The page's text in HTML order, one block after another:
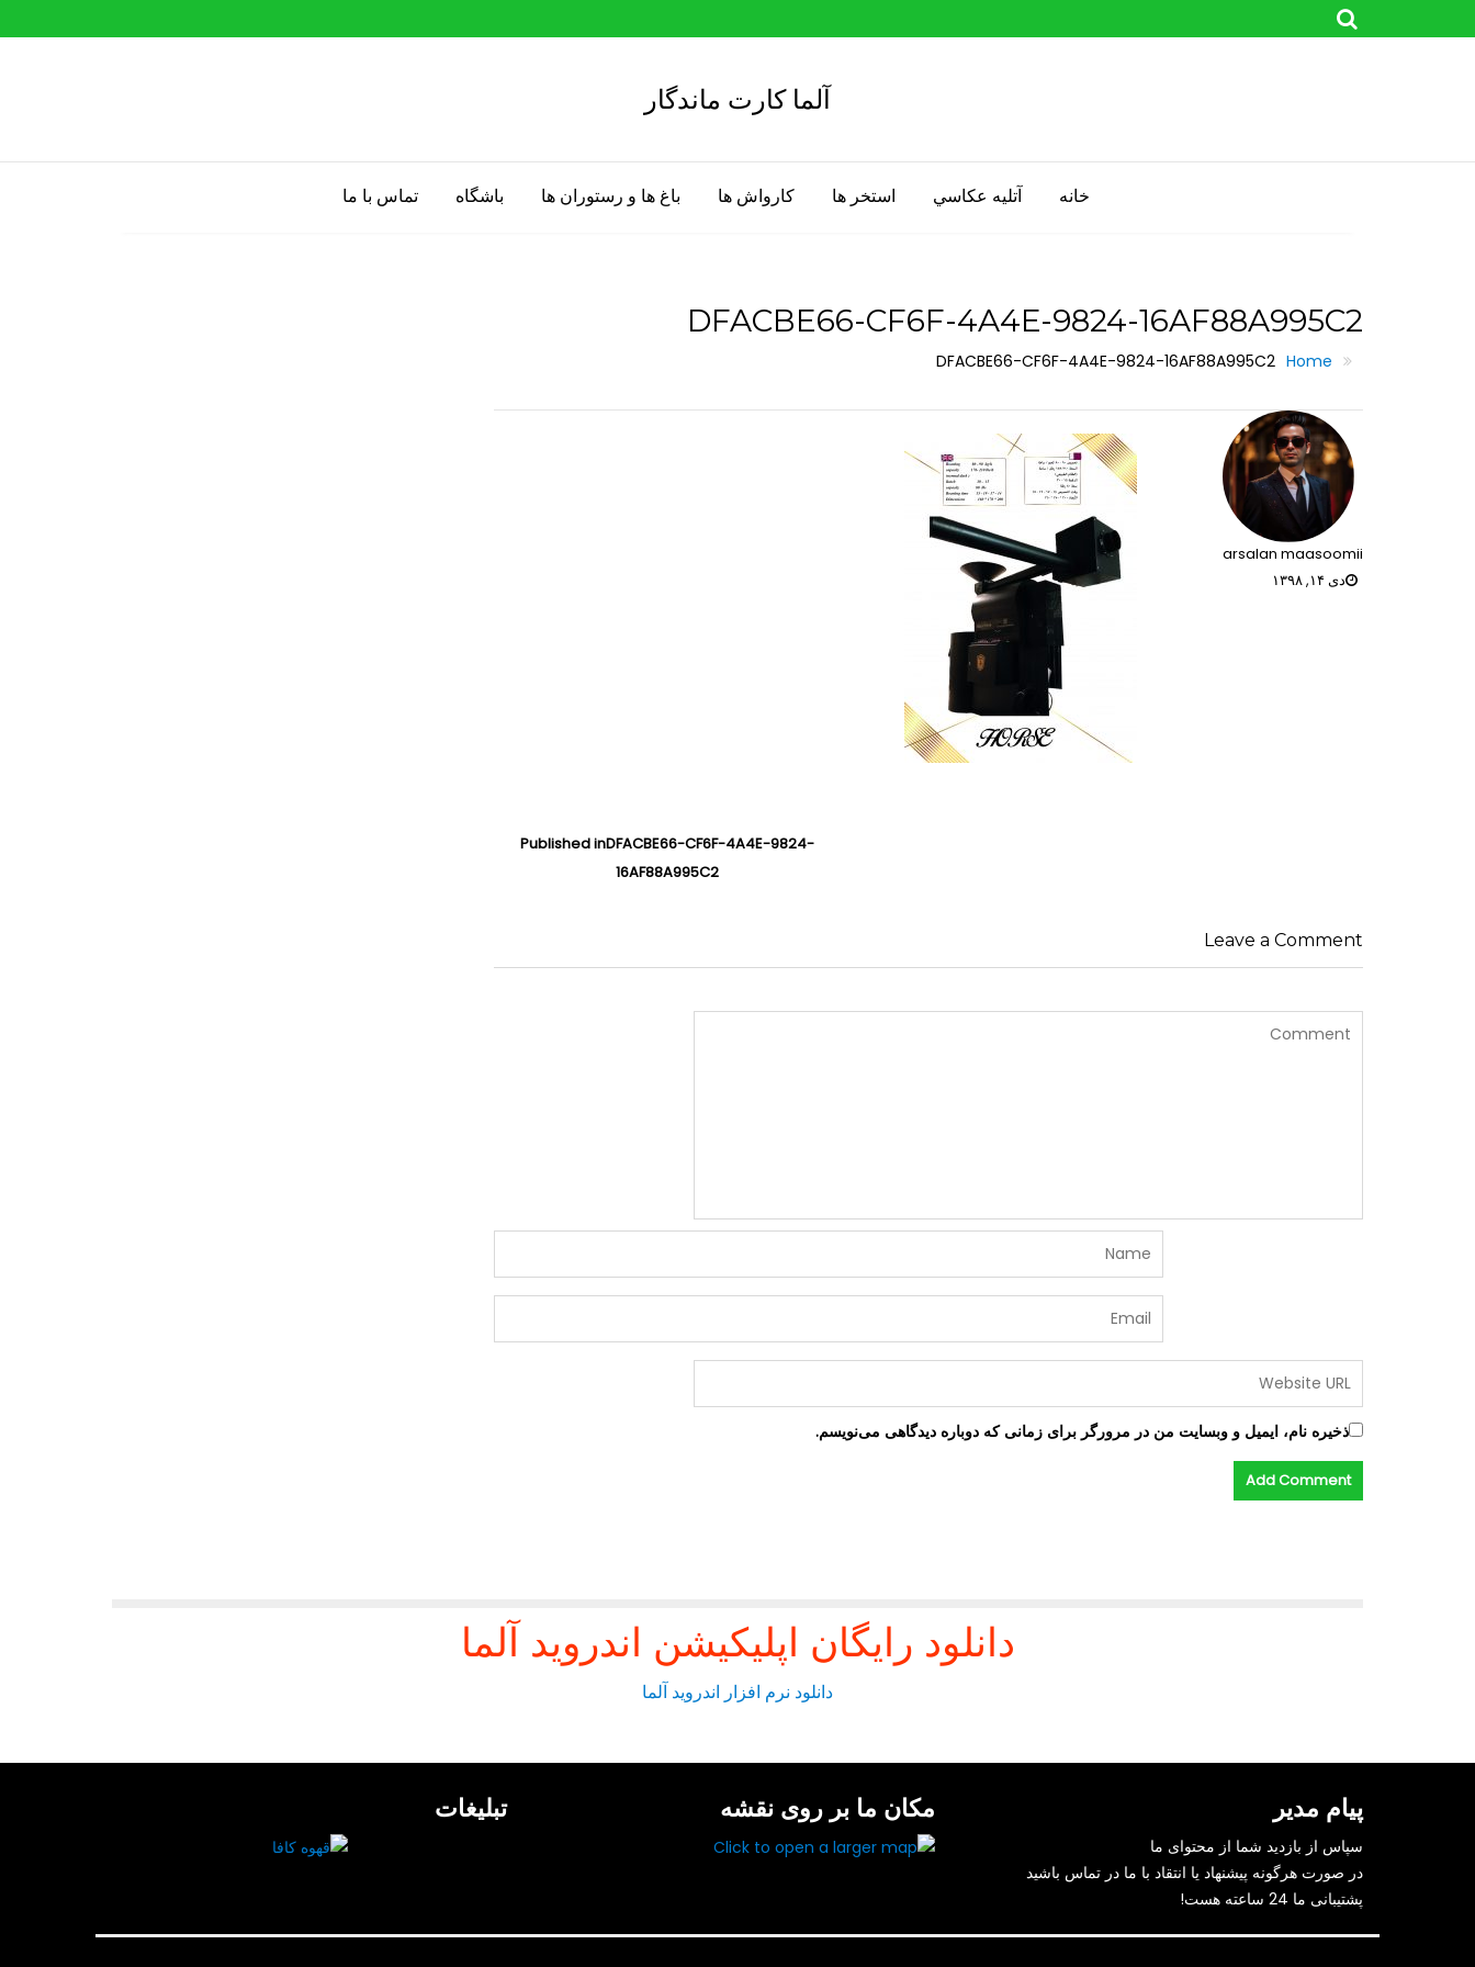
to
آلما کارت ماندگار
خانه آتليه عكاسي استخر ها كارواش ها باغ ها و رستوران ها باشگاه تماس با ما
DFACBE66-CF6F-4A4E-9824-16AF88A995C2
Home
DFACBE66-CF6F-4A4E-9824-16AF88A995C2
arsalan maasoomii
دی ۱۴, ۱۳۹۸
Published inDFACBE66-CF6F-4A4E-9824-
16AF88A995C2
Leave a Comment
ذخیره نام، ایمیل و وبسایت من در مرورگر برای زمانی که دوباره دیدگاهی می‌نویسم.
دانلود رایگان اپلیکیشن اندروید آلما
دانلود نرم افزار اندروید آلما
تبلیغات مکان ما بر روی نقشه پیام مدیر
سپاس از بازدید شما از محتوای ما
در صورت هرگونه پیشنهاد یا انتقاد با ما در تماس باشید
پشتیبانی ما 24 ساعته هست!